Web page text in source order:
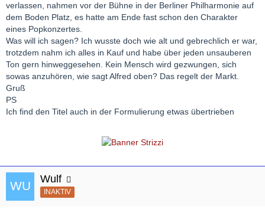
verlassen, nahmen vor der Bühne in der Berliner Philharmonie auf
dem Boden Platz, es hatte am Ende fast schon den Charakter
eines Popkonzertes.
Was will ich sagen? Ich wusste doch wie alt und gebrechlich er war,
trotzdem nahm ich alles in Kauf und habe über jeden unsauberen
Ton gern hinweggesehen. Kein Mensch wird gezwungen, sich
sowas anzuhören, wie sagt Alfred oben? Das regelt der Markt.
Gruß
PS
Ich find den Titel auch in der Formulierung etwas übertrieben
Wulf
INAKTIV